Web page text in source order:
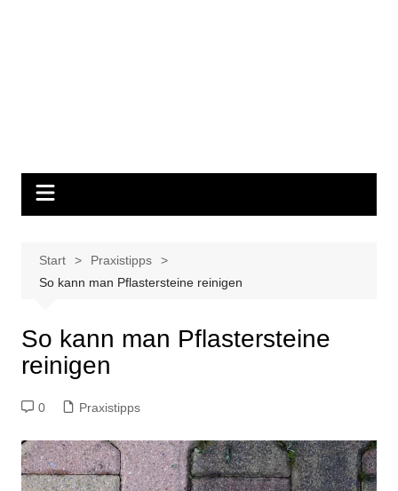
Start
Praxistipps
So kann man Pflastersteine reinigen
So kann man Pflastersteine
reinigen
0 Praxistipps